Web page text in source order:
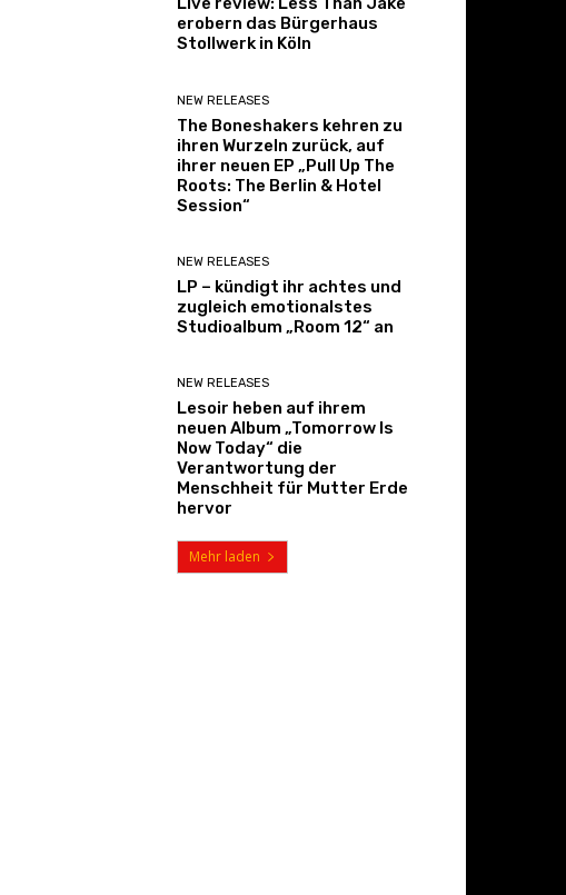
erobern das Bürgerhaus
Stollwerk in Köln
NEW RELEASES
The Boneshakers kehren zu
ihren Wurzeln zurück, auf
ihrer neuen EP „Pull Up The
Roots: The Berlin & Hotel
Session“
NEW RELEASES
LP – kündigt ihr achtes und
zugleich emotionalstes
Studioalbum „Room 12“ an
NEW RELEASES
Lesoir heben auf ihrem
neuen Album „Tomorrow Is
Now Today“ die
Verantwortung der
Menschheit für Mutter Erde
hervor
Mehr laden